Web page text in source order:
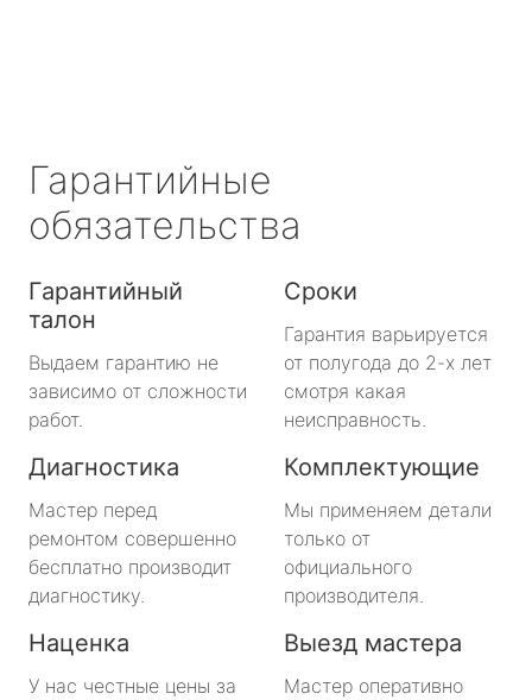
Гарантийные
обязательства
Гарантийный
талон
Выдаем гарантию не
зависимо от сложности
работ.
Сроки
Гарантия варьируется
от полугода до 2-х лет
смотря какая
неисправность.
Диагностика
Мастер перед
ремонтом совершенно
бесплатно производит
диагностику.
Комплектующие
Мы применяем детали
только от
официального
производителя.
Наценка
У нас честные цены за
Выезд мастера
Мастер оперативно